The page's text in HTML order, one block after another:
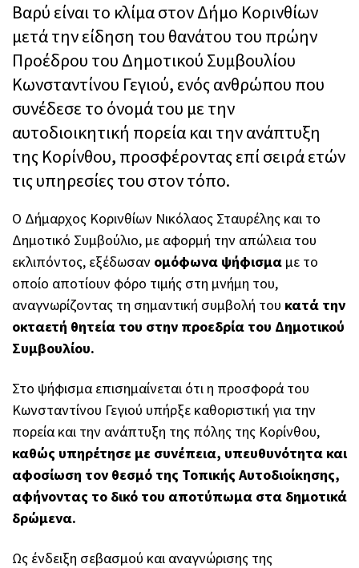
Βαρύ είναι το κλίμα στον Δήμο Κορινθίων
μετά την είδηση του θανάτου του πρώην
Προέδρου του Δημοτικού Συμβουλίου
Κωνσταντίνου Γεγιού, ενός ανθρώπου που
συνέδεσε το όνομά του με την
αυτοδιοικητική πορεία και την ανάπτυξη
της Κορίνθου, προσφέροντας επί σειρά ετών
τις υπηρεσίες του στον τόπο.
Ο Δήμαρχος Κορινθίων Νικόλαος Σταυρέλης και το
Δημοτικό Συμβούλιο, με αφορμή την απώλεια του
εκλιπόντος, εξέδωσαν ομόφωνα ψήφισμα με το
οποίο αποτίουν φόρο τιμής στη μνήμη του,
αναγνωρίζοντας τη σημαντική συμβολή του κατά την
οκταετή θητεία του στην προεδρία του Δημοτικού
Συμβουλίου.
Στο ψήφισμα επισημαίνεται ότι η προσφορά του
Κωνσταντίνου Γεγιού υπήρξε καθοριστική για την
πορεία και την ανάπτυξη της πόλης της Κορίνθου,
καθώς υπηρέτησε με συνέπεια, υπευθυνότητα και
αφοσίωση τον θεσμό της Τοπικής Αυτοδιοίκησης,
αφήνοντας το δικό του αποτύπωμα στα δημοτικά
δρώμενα.
Ως ένδειξη σεβασμού και αναγνώρισης της